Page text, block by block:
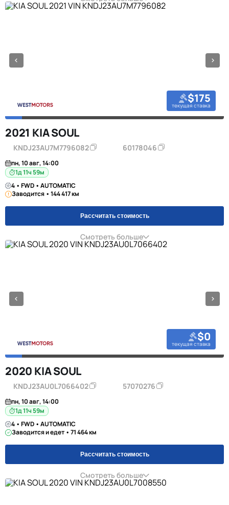
$175
текущая ставка
2021 KIA SOUL
KNDJ23AU7M7796082 60178046
пн, 10 авг, 14:00
1д 11ч 59м
4 • FWD • AUTOMATIC
Заводится • 144 417 км
Рассчитать стоимость
Смотреть больше
$0
текущая ставка
2020 KIA SOUL
KNDJ23AU0L7066402 57070276
пн, 10 авг, 14:00
1д 11ч 59м
4 • FWD • AUTOMATIC
Заводится и едет • 71 464 км
Рассчитать стоимость
Смотреть больше